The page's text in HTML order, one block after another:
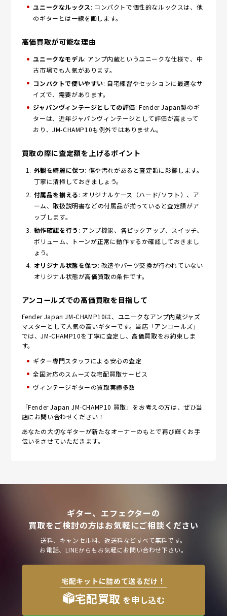
ユニークなルックス: コンパクトで個性的なルックスは、他
のギターとは一線を画します。
高価買取が可能な理由
ユニークなモデル: アンプ内蔵というユニークな仕様で、中
古市場でも人気があります。
コンパクトで使いやすい: 自宅練習やセッションに最適なサ
イズで、需要があります。
ジャパンヴィンテージとしての評価: Fender Japan製のギ
ターは、近年ジャパンヴィンテージとして評価が高まって
おり、JM-CHAMP10も例外ではありません。
買取の際に査定額を上げるポイント
外観を綺麗に保つ: 傷や汚れがあると査定額に影響します。
丁寧に清掃しておきましょう。
付属品を揃える: オリジナルケース（ハード/ソフト）、ア
ーム、取扱説明書などの付属品が揃っていると査定額がア
ップします。
動作確認を行う : アンプ機能、各ピックアップ、スイッチ、
ボリューム、トーンが正常に動作するか確認しておきまし
ょう。
オリジナル状態を保つ: 改造やパーツ交換が行われていない
オリジナル状態が高価買取の条件です。
アンコールズでの高価買取を目指して
Fender Japan JM-CHAMP10は、ユニークなアンプ内蔵ジャズ
マスターとして人気の高いギターです。当店「アンコールズ」
では、JM-CHAMP10を丁寧に査定し、高価買取をお約束しま
す。
ギター専門スタッフによる安心の査定
全国対応のスムーズな宅配買取サービス
ヴィンテージギターの買取実績多数
「Fender Japan JM-CHAMP10 買取」をお考えの方は、ぜひ当
店にお問い合わせください！
あなたの大切なギターが新たなオーナーのもとで再び輝くお手
伝いをさせていただきます。
ギター、エフェクターの
買取をご検討の方はお気軽にご相談ください
送料、キャンセル料、返送料などすべて無料です。
お電話、LINEからもお気軽にお問い合わせ下さい。
宅配キットに詰めて送るだけ！
宅配買取 を申し込む